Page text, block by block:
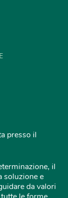
presso il
il
soluzione e
da valori